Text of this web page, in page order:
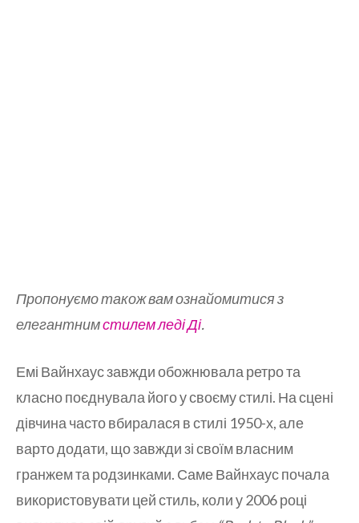
Пропонуємо також вам ознайомитися з
елегантнимстилем леді Ді.
Емі Вайнхаус завжди обожнювала ретро та
класно поєднувала його у своєму стилі. На сцені
дівчина часто вбиралася в стилі 1950-х, але
варто додати, що завжди зі своїм власним
гранжем та родзинками. Саме Вайнхаус почала
використовувати цей стиль, коли у 2006 році